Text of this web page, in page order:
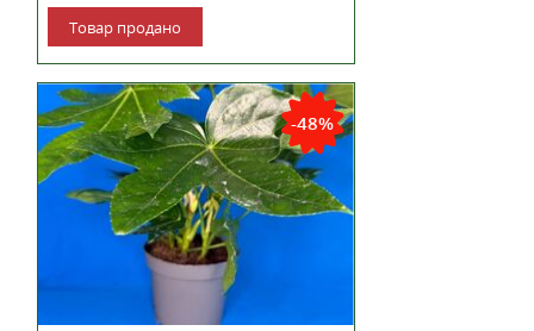
Товар продано
-48%